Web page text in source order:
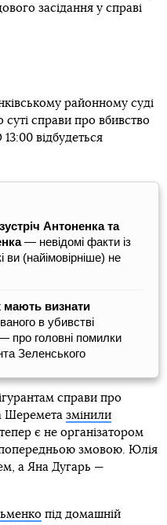
засідання у справі
районному суді
справи про вбивство
відбудеться
Антоненка та
— невідомі факти із
(найімовірніше) не
мають визнати
в убивстві
про головні помилки
Зеленського
справи про
Шеремета змінили
є не організатором
змовою. Юлія
а Яна Дугарь —
під домашній